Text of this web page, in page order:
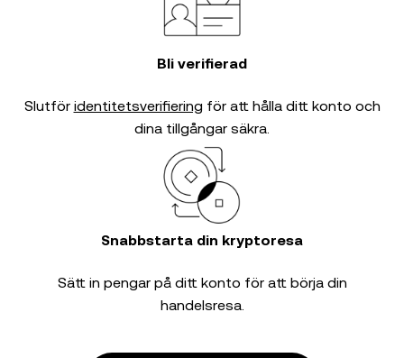
Bli verifierad
Slutför identitetsverifiering för att hålla ditt konto och
dina tillgångar säkra.
Snabbstarta din kryptoresa
Sätt in pengar på ditt konto för att börja din
handelsresa.